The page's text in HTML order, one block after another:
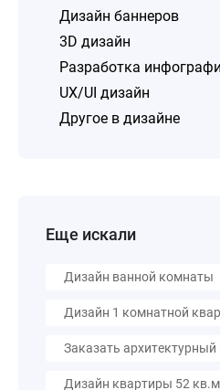
Дизайн баннеров
3D дизайн
Разработка
UX/UI дизайн
Другое в дизайне
Еще искали
Дизайн ванной комнаты
Дизайн 1 комнатной
Заказать архитектурный
Дизайн квартиры 52